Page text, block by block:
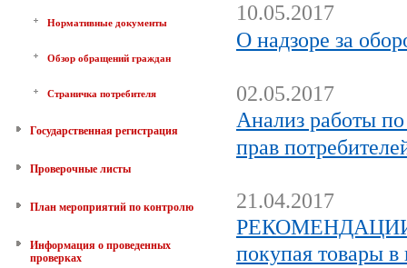
Нормативные документы
Обзор обращений граждан
Страничка потребителя
Государственная регистрация
Проверочные листы
План мероприятий по контролю
Информация о проведенных
проверках
10.05.2017
О надзоре за
02.05.2017
Анализ работы
прав
21.04.2017
РЕКОМЕНДАЦИИ
покупая товары